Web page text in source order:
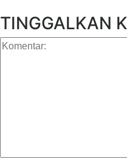
TINGGALKAN